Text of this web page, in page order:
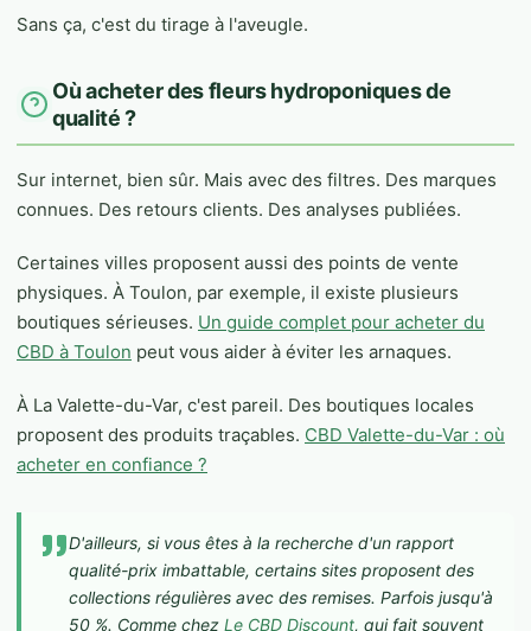
Sans ça, c'est du tirage à l'aveugle.
Où acheter des fleurs hydroponiques de
qualité ?
Sur internet, bien sûr. Mais avec des filtres. Des marques
connues. Des retours clients. Des analyses publiées.
Certaines villes proposent aussi des points de vente
physiques. À Toulon, par exemple, il existe plusieurs
boutiques sérieuses. Un guide complet pour acheter du
CBD à Toulon peut vous aider à éviter les arnaques.
À La Valette-du-Var, c'est pareil. Des boutiques locales
proposent des produits traçables. CBD Valette-du-Var : où
acheter en confiance ?
D'ailleurs, si vous êtes à la recherche d'un rapport
qualité-prix imbattable, certains sites proposent des
collections régulières avec des remises. Parfois jusqu'à
50 %. Comme chez Le CBD Discount, qui fait souvent